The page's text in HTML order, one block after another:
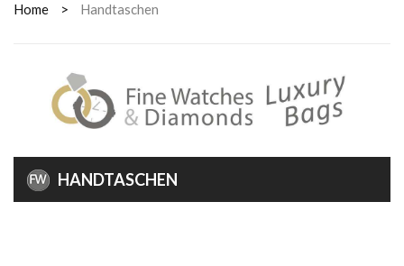
Home > Handtaschen
HANDTASCHEN
HANDTASCHEN